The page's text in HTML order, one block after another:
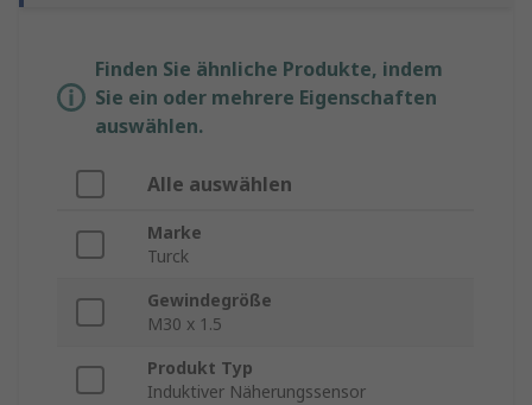
Finden Sie ähnliche Produkte, indem
Sie ein oder mehrere Eigenschaften
auswählen.
Alle auswählen
Marke
Turck
Gewindegröße
M30 x 1.5
Produkt Typ
Induktiver Näherungssensor